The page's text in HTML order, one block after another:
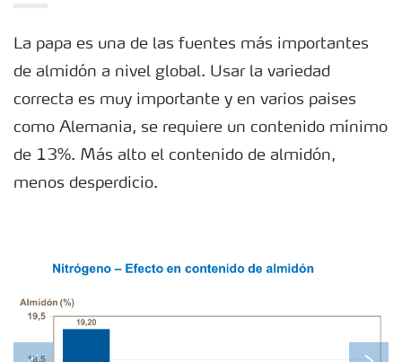
Deficiencias
La papa es una de las fuentes más importantes
de almidón a nivel global. Usar la variedad
correcta es muy importante y en varios paises
como Alemania, se requiere un contenido mínimo
de 13%. Más alto el contenido de almidón,
menos desperdicio.